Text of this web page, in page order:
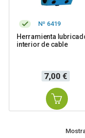
Nº 6419
Herramienta
interior de cable
Precio
7,00 €